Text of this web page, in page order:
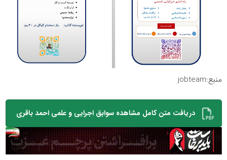
منبع:jobteam
دریافت متن کامل مشاهده سوابق اجرایی و علمی احمد باقری